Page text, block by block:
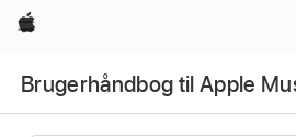
Apple
Brugerhåndbog til Apple